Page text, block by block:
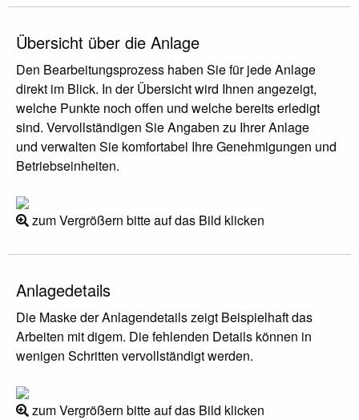
Übersicht über die Anlage
Den Bearbeitungsprozess haben Sie für jede Anlage
direkt im Blick. In der Übersicht wird Ihnen angezeigt,
welche Punkte noch offen und welche bereits erledigt
sind. Vervollständigen Sie Angaben zu Ihrer Anlage
und verwalten Sie komfortabel Ihre Genehmigungen und
Betriebseinheiten.
zum Vergrößern bitte auf das Bild klicken
Anlagedetails
Die Maske der Anlagendetails zeigt Beispielhaft das
Arbeiten mit digem. Die fehlenden Details können in
wenigen Schritten vervollständigt werden.
zum Vergrößern bitte auf das Bild klicken